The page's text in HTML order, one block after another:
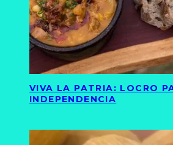
VIVA LA PATRIA: LOCRO
INDEPENDENCIA